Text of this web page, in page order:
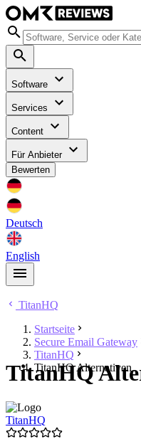
Software
Services
Content
Für Anbieter
Bewerten
Deutsch
English
TitanHQ
Startseite
Secure Email Gateway
TitanHQ
TitanHQ Alternativen
TitanHQ
TitanHQ